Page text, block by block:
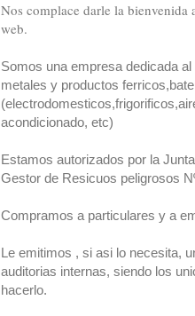
Nos complace darle la bienvenida
web.
Somos una empresa dedicada al
metales y productos
acondicionado, etc)
Estamos autorizados por la
Gestor de Resicuos peligrosos
Compramos a particulares y a
Le emitimos , si asi lo necesita,
auditorias internas, siendo los
hacerlo.